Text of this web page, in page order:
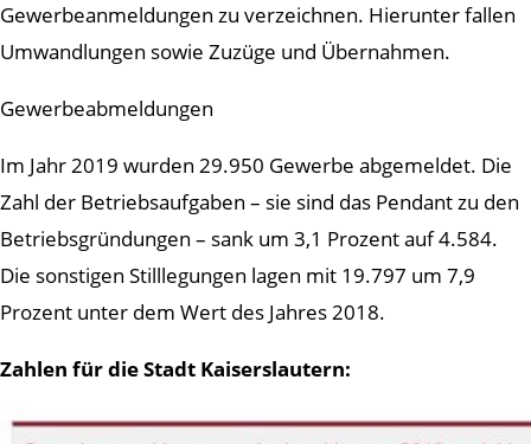
Gewerbeanmeldungen zu verzeichnen. Hierunter fallen
Umwandlungen sowie Zuzüge und Übernahmen.
Gewerbeabmeldungen
Im Jahr 2019 wurden 29.950 Gewerbe abgemeldet. Die
Zahl der Betriebsaufgaben – sie sind das Pendant zu den
Betriebsgründungen – sank um 3,1 Prozent auf 4.584.
Die sonstigen Stilllegungen lagen mit 19.797 um 7,9
Prozent unter dem Wert des Jahres 2018.
Zahlen für die Stadt Kaiserslautern: